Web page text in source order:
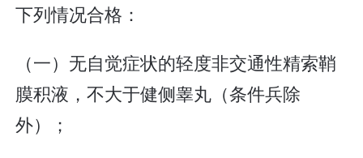
下列情况合格：
（一）无自觉症状的轻度非交通性精索鞘
膜积液，不大于健侧睾丸（条件兵除
外）；